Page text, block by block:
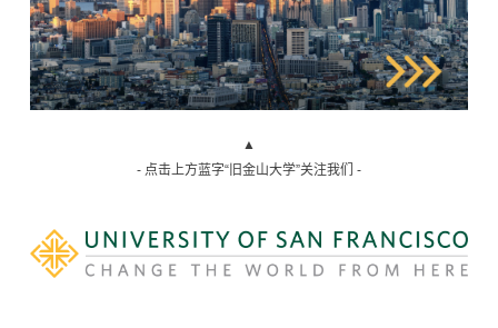
▲
- 点击上方蓝字“旧金山大学”关注我们 -